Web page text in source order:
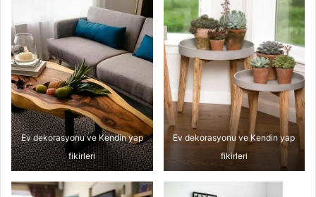
Ev dekorasyonu ve Kendin yap
fikirleri
Ev dekorasyonu ve Kendin yap
fikirleri